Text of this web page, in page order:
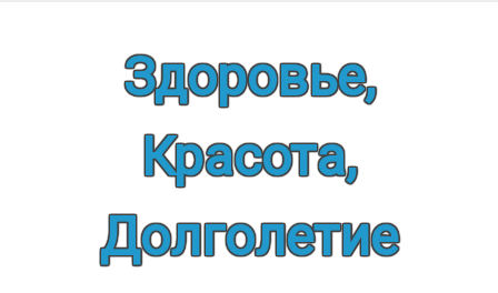
Здоровье,
Красота,
Долголетие